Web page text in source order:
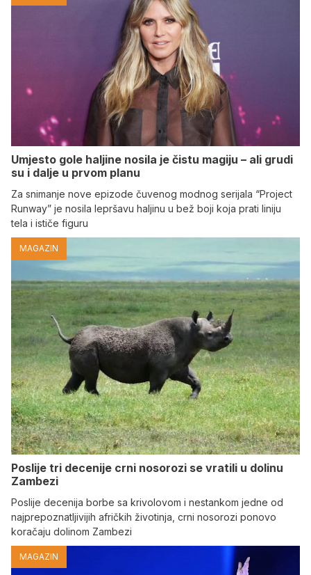
Umjesto gole haljine nosila je čistu magiju – ali grudi
su i dalje u prvom planu
Za snimanje nove epizode čuvenog modnog serijala “Project
Runway” je nosila lepršavu haljinu u bež boji koja prati liniju
tela i ističe figuru
MAGAZIN
Poslije tri decenije crni nosorozi se vratili u dolinu
Zambezi
Poslije decenija borbe sa krivolovom i nestankom jedne od
najprepoznatljivijih afričkih životinja, crni nosorozi ponovo
koračaju dolinom Zambezi
MAGAZIN